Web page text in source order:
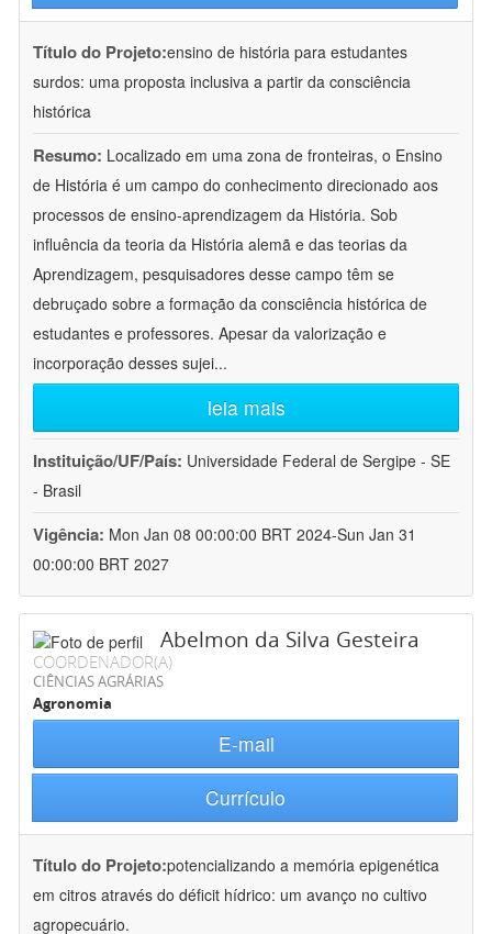
Título do Projeto:ensino de história para estudantes
surdos: uma proposta inclusiva a partir da consciência
histórica
Resumo: Localizado em uma zona de fronteiras, o Ensino
de História é um campo do conhecimento direcionado aos
processos de ensino-aprendizagem da História. Sob
influência da teoria da História alemã e das teorias da
Aprendizagem, pesquisadores desse campo têm se
debruçado sobre a formação da consciência histórica de
estudantes e professores. Apesar da valorização e
incorporação desses sujei...
leia mais
Instituição/UF/País: Universidade Federal de Sergipe - SE
- Brasil
Vigência: Mon Jan 08 00:00:00 BRT 2024-Sun Jan 31
00:00:00 BRT 2027
Abelmon da Silva Gesteira
COORDENADOR(A)
CIÊNCIAS AGRÁRIAS
Agronomia
E-mail
Currículo
Título do Projeto:potencializando a memória epigenética
em citros através do déficit hídrico: um avanço no cultivo
agropecuário.